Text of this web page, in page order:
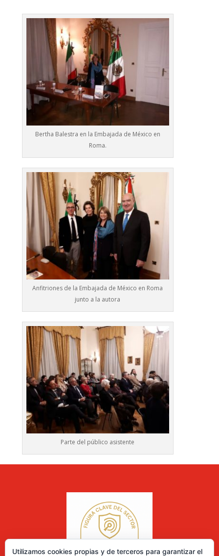
Bertha Balestra en la Embajada de México en
Roma.
Anfitriones de la Embajada de México en Roma
junto a la autora
Parte del público asistente
Utilizamos cookies propias y de terceros para garantizar el